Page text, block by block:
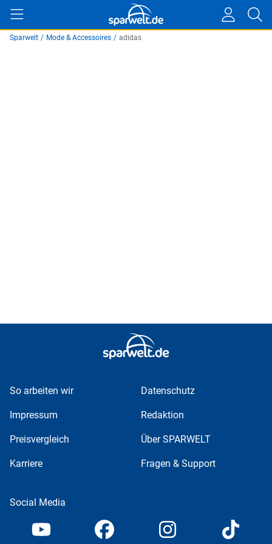
Sparwelt / Mode & Accessoires / adidas
So arbeiten wir Datenschutz
Impressum Redaktion
Preisvergleich Über SPARWELT
Karriere Fragen & Support
Social Media